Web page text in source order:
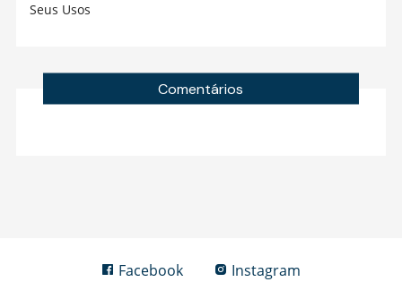
Seus Usos
Comentários
Facebook Instagram